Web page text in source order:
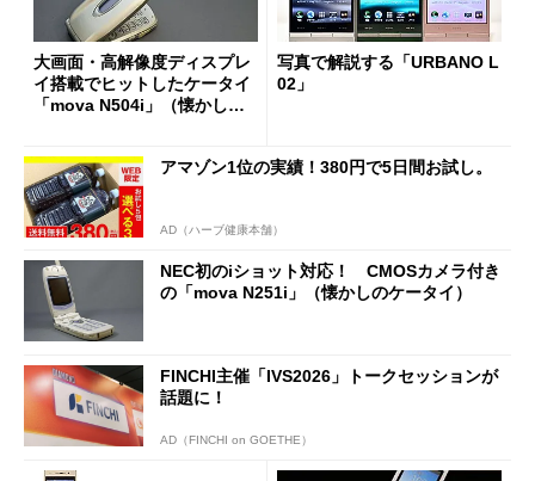
大画面・高解像度ディスプレ
イ搭載でヒットしたケータイ
「mova N504i」（懐かしの
写真で解説する「URBANO L
02」
アマゾン1位の実績！380円で5日間お試し。
AD（ハーブ健康本舗）
NEC初のiショット対応！ CMOSカメラ付き
の「mova N251i」（懐かしのケータイ）
FINCHI主催「IVS2026」トークセッションが
話題に！
AD（FINCHI on GOETHE）